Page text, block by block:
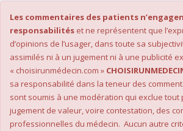
Les commentaires des patients
responsabilités et ne représentent que
d’opinions de l’usager, dans toute sa
assimilés ni à un jugement ni à une publicité
« choisirunmédecin.com »
sa responsabilité dans la teneur des
sont soumis à une modération qui exclue
jugement de valeur, voire contestation, des
professionnelles du médecin. Aucun autre